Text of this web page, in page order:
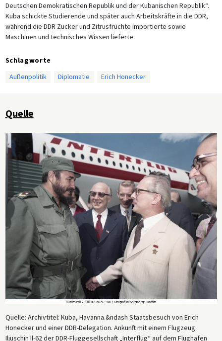
Deutschen Demokratischen Republik und der Kubanischen Republik“.
Kuba schickte Studierende und später auch Arbeitskräfte in die DDR,
während die DDR Zucker und Zitrusfrüchte importierte sowie
Maschinen und technisches Wissen lieferte.
Schlagworte
Außenpolitik
Diplomatie Erich Honecker
Quelle
Quelle: Archivtitel: Kuba, Havanna.&ndash Staatsbesuch von Erich
Honecker und einer DDR-Delegation. Ankunft mit einem Flugzeug
Iljuschin Il-62 der DDR-Fluggesellschaft „Interflug“ auf dem Flughafen